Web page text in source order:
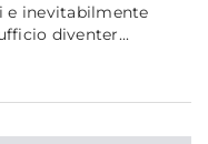
e inevitabilmente
diventer...